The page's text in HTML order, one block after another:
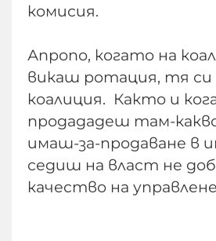
комисия.
Апропо, когато на
викаш ротация, тя си
коалиция. Както и
продададеш там-
имаш-за-продаване в
седиш на власт не
качество на